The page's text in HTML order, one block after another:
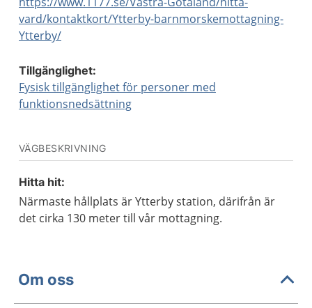
vard/kontaktkort/Ytterby-barnmorskemottagning-
Ytterby/
Tillgänglighet:
Fysisk tillgänglighet för personer med
funktionsnedsättning
VÄGBESKRIVNING
Hitta hit:
Närmaste hållplats är Ytterby station, därifrån är
det cirka 130 meter till vår mottagning.
Om oss